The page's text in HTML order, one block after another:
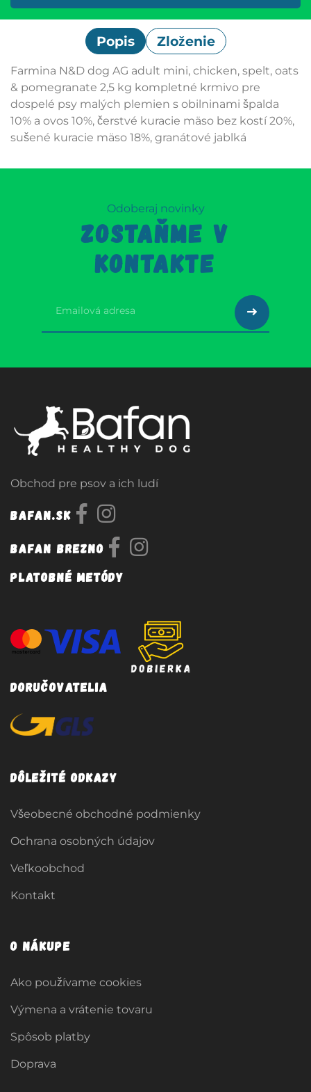
Popis Zloženie
Farmina N&D dog AG adult mini, chicken, spelt, oats
& pomegranate 2,5 kg kompletné krmivo pre
dospelé psy malých plemien s obilninami špalda
10% a ovos 10%, čerstvé kuracie mäso bez kostí 20%,
sušené kuracie mäso 18%, granátové jablká
Odoberaj novinky
ZOSTAŇME V
KONTAKTE
Obchod pre psov a ich ludí
Bafan.sk
Bafan Brezno
Platobné metódy
Doručovatelia
Dôležité odkazy
Všeobecné obchodné podmienky
Ochrana osobných údajov
Veľkoobchod
Kontakt
O nákupe
Ako používame cookies
Výmena a vrátenie tovaru
Spôsob platby
Doprava